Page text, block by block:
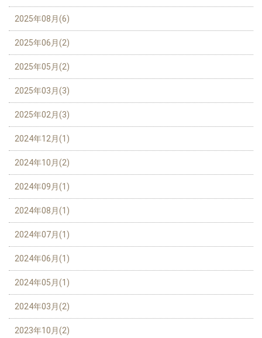
2025年08月(6)
2025年06月(2)
2025年05月(2)
2025年03月(3)
2025年02月(3)
2024年12月(1)
2024年10月(2)
2024年09月(1)
2024年08月(1)
2024年07月(1)
2024年06月(1)
2024年05月(1)
2024年03月(2)
2023年10月(2)